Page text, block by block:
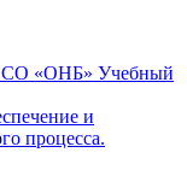
СО «ОНБ» Учебный
и
процесса.